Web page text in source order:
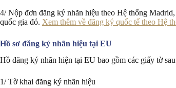
4/ Nộp đơn đăng ký nhãn hiệu theo Hệ thống
quốc gia đó. Xem thêm về đăng ký quốc tế theo Hệ
Hồ sơ đăng ký nhãn hiệu tại EU
Hồ đăng ký nhãn hiện tại EU bao gồm các giấy tờ
1/ Tờ khai đăng ký nhãn hiệu